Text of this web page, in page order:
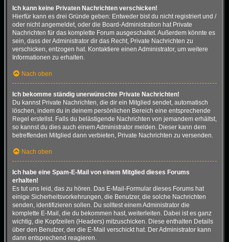
Ich kann keine Privaten Nachrichten verschicken!
Hierfür kann es drei Gründe geben: Entweder bist du nicht registriert und /
oder nicht angemeldet, oder die Board-Administration hat Private
Nachrichten für das komplette Forum ausgeschaltet. Außerdem könnte es
sein, dass der Administrator dir das Recht, Private Nachrichten zu
verschicken, entzogen hat. Kontaktiere einen Administrator, um weitere
Informationen zu erhalten.
Nach oben
Ich bekomme ständig unerwünschte Private Nachrichten!
Du kannst Private Nachrichten, die dir ein Mitglied sendet, automatisch
löschen, indem du in deinem persönlichen Bereich eine entsprechende
Regel erstellst. Falls du belästigende Nachrichten von jemandem erhältst,
so kannst du dies auch einem Administrator melden. Dieser kann dem
betreffenden Mitglied dann verbieten, Private Nachrichten zu versenden.
Nach oben
Ich habe eine Spam-E-Mail von einem Mitglied dieses Forums
erhalten!
Es tut uns leid, das zu hören. Das E-Mail-Formular dieses Forums hat
einige Sicherheitsvorkehrungen, die Benutzer, die solche Nachrichten
senden, identifizieren sollen. Du solltest einem Administrator die
komplette E-Mail, die du bekommen hast, weiterleiten. Dabei ist es ganz
wichtig, die Kopfzeilen (Headers) mitzuschicken. Diese enthalten Details
über den Benutzer, der die E-Mail verschickt hat. Der Administrator kann
dann entsprechend reagieren.